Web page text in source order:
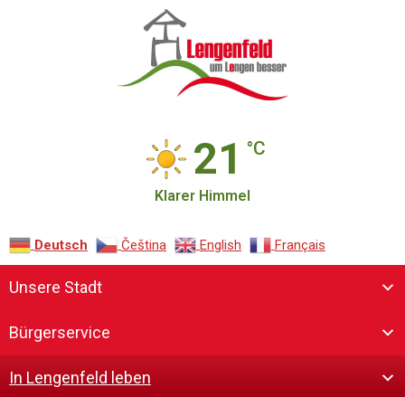
21 °C
Klarer Himmel
Deutsch Čeština‎ English Français
Unsere Stadt
Bürgerservice
In Lengenfeld leben